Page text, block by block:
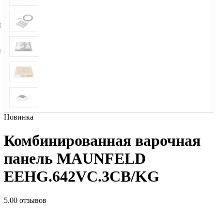
Новинка
Комбинированная варочная
панель MAUNFELD
EEHG.642VC.3CB/KG
5.00 отзывов